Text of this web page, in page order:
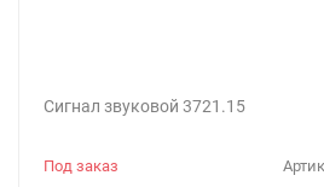
Сигнал звуковой 3721.15
Под заказ